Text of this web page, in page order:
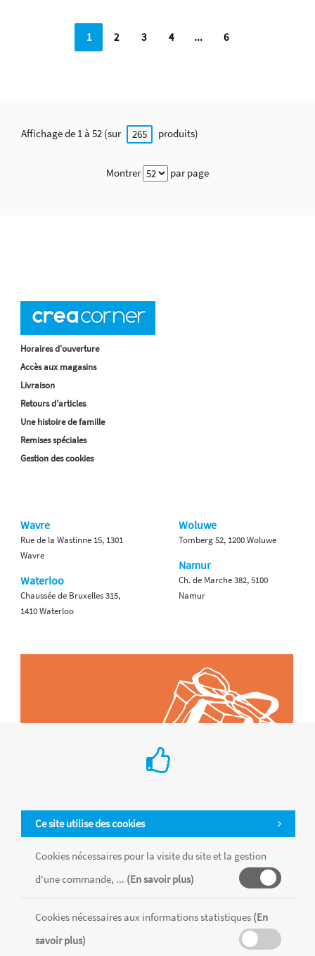
1 2 3 4 ... 6
Affichage de 1 à 52 (sur 265 produits)
Montrer par page
Ce site utilise des cookies
Cookies nécessaires pour la visite du site et la gestion
d'une commande, ... (En savoir plus)
Cookies nécessaires aux informations statistiques (En
savoir plus)
Horaires d'ouverture
Accès aux magasins
Livraison
Retours d'articles
Une histoire de famille
Remises spéciales
Gestion des cookies
Wavre
Rue de la Wastinne 15, 1301
Wavre
Waterloo
Chaussée de Bruxelles 315,
1410 Waterloo
Woluwe
Tomberg 52, 1200 Woluwe
Namur
Ch. de Marche 382, 5100
Namur
Tous les produits sont vendus dans la limite des stocks disponibles de
chaque magasin, toutes taxes comprises.
CONDITIONS GÉNÉRALES